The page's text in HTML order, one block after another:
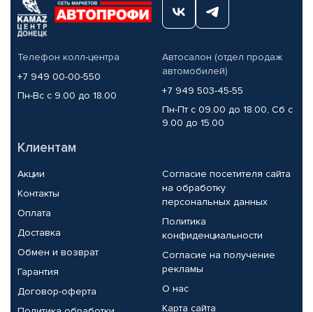
Телефон колл-центра
+7 949 00-00-550
Пн-Вс с 9.00 до 18.00
Автосалон (отдел продаж
автомобилей)
+7 949 503-45-55
Пн-Пт с 09.00 до 18.00, Сб с
9.00 до 15.00
Клиентам
Акции
Контакты
Оплата
Доставка
Обмен и возврат
Гарантия
Договор-оферта
Согласие посетителя сайта
на обработку
персональных данных
Политика
конфиденциальности
Согласие на получение
рекламы
О нас
Карта сайта